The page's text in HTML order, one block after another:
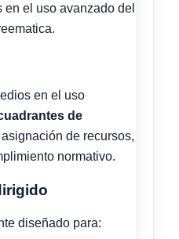
el uso avanzado del
en el uso
de
de recursos,
normativo.
diseñado para: